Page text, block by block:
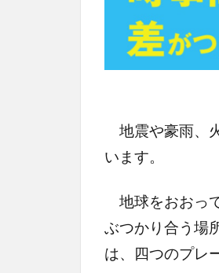
地震や豪雨、
います。
地球をおおっ
ぶつかり合う場
は、四つのプレ